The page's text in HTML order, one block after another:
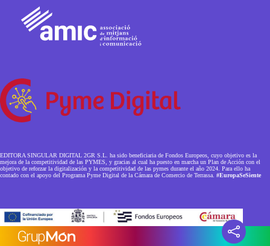
EDITORA SINGULAR DIGITAL 2GR S.L. ha sido beneficiaria de Fondos Europeos, cuyo objetivo es la
mejora de la competitividad de las PYMES, y gracias al cual ha puesto en marcha un Plan de Acción con el
objetivo de reforzar la digitalización y la competitividad de las pymes durante el año 2024. Para ello ha
contado con el apoyo del Programa Pyme Digital de la Cámara de Comercio de Terrassa. #EuropaSeSiente